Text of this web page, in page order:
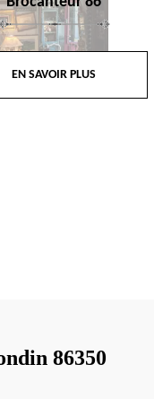
EN SAVOIR PLUS
86350